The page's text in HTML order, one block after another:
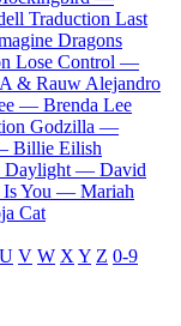
Traduction Last
Dragons
Lose Control —
& Rauw Alejandro
— Brenda Lee
Godzilla —
Billie Eilish
Daylight — David
Is You — Mariah
Cat
U V W X Y Z 0-9